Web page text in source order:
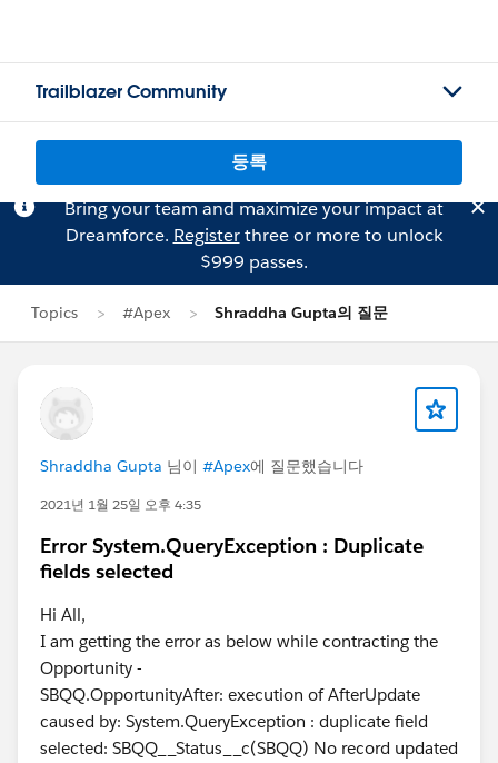
Trailblazer Community
등록
Bring your team and maximize your impact at
Dreamforce. Registerthree or more to unlock
$999 passes.
Topics #Apex Shraddha Gupta의 질문
Shraddha Gupta 님이 #Apex에 질문했습니다
2021년 1월 25일 오후 4:35
Error System.QueryException : Duplicate
fields selected
Hi All,
I am getting the error as below while contracting the
Opportunity -
SBQQ.OpportunityAfter: execution of AfterUpdate
caused by: System.QueryException : duplicate field
selected: SBQQ__Status__c(SBQQ) No record updated